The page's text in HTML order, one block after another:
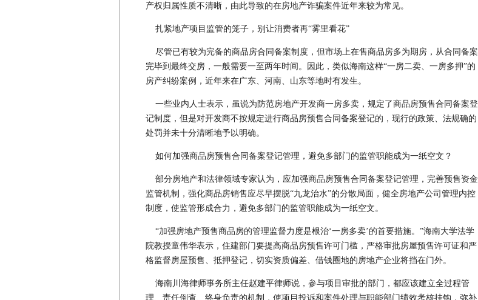
产权归属性质不清晰，由此导致的在房地产诈骗案件近年来较为常见。
扎紧地产项目监管的笼子，别让消费者再“雾里看花”
尽管已有较为完备的商品房合同备案制度，但市场上在售商品房多为期房，从合同备案
完毕到最终交房，一般需要一至两年时间。因此，类似海南这样“一房二卖、一房多押”的
房产纠纷案例，近年来在广东、河南、山东等地时有发生。
一些业内人士表示，虽说为防范房地产开发商一房多卖，规定了商品房预售合同备案登
记制度，但是对开发商不按规定进行商品房预售合同备案登记的，现行的政策、法规确的
处罚并未十分清晰地予以明确。
如何加强商品房预售合同备案登记管理，避免多部门的监管职能成为一纸空文？
部分房地产和法律领域专家认为，应加强商品房预售合同备案登记管理，完善预售资金
监管机制，强化商品房销售应尽早摆脱“九龙治水”的分散局面，健全房地产公司管理内控
制度，使监管形成合力，避免多部门的监管职能成为一纸空文。
“加强房地产预售商品房的管理监督力度是根治‘一房多卖’的首要措施。”海南大学法学
院教授童伟华表示，住建部门要提高商品房预售许可门槛，严格审批房屋预售许可证和严
格监督房屋预售、抵押登记，切实资质偏差、借钱圈地的房地产企业将挡在门外。
海南川海律师事务所主任赵建平律师说，参与项目审批的部门，都应该建立全过程管
理、责任倒查、终身负责的机制，使项目投诉和案件处理与职能部门绩效考核挂钩，弥补